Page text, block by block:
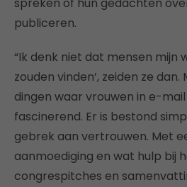
publiceren.
“Ik denk niet dat mensen mijn
zouden vinden’, zeiden ze
dingen waar vrouwen in e-mail
fascinerend. Er is bestond
gebrek aan vertrouwen. Met
aanmoediging en wat hulp bij
congrespitches en